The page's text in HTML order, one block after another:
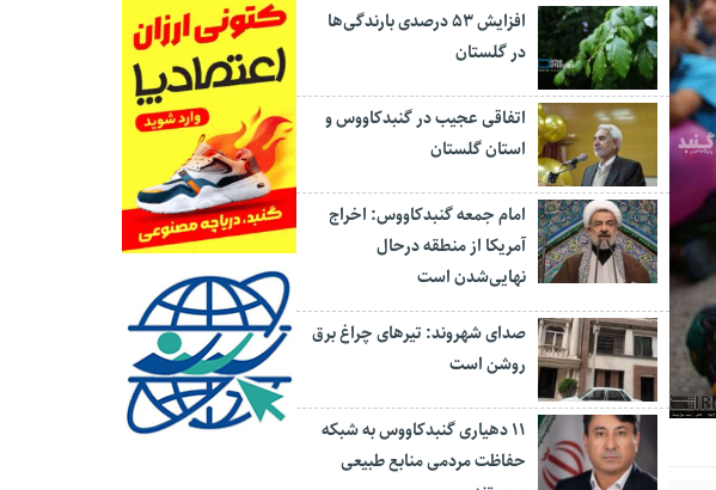
افزایش ۵۳ درصدی بارندگی‌ها
در گلستان
اتفاقی عجیب در‌ گنبدکاووس و
استان گلستان
امام جمعه گنبدکاووس: اخراج
آمریکا از منطقه درحال
نهایی‌شدن است
صدای شهروند: تیرهای چراغ برق
روشن است
۱۱ دهیاری گنبدکاووس به شبکه
حفاظت مردمی منابع طبیعی